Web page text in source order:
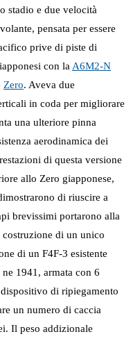
stadio e due velocità
pensata per essere
prive di piste di
con la A6M2-N
Zero. Aveva due
in coda per migliorare
una ulteriore pinna
aerodinamica dei
di questa versione
allo Zero giapponese,
di riuscire a
brevissimi portarono alla
di un unico
di un F4F-3 esistente
1941, armata con 6
di ripiegamento
un numero di caccia
Il peso addizionale